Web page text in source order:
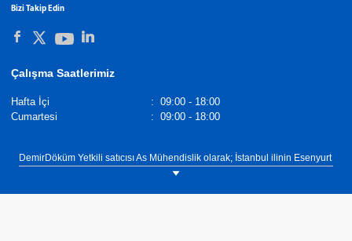
Bizi Takip Edin
Çalışma Saatlerimiz
Hafta İçi : 09:00 - 18:00
Cumartesi
: 09:00 - 18:00
DemirDöküm Yetkili satıcısı As Mühendislik olarak; İstanbul ilinin Esenyurt
ilçesinde müşterilerimize Kombi Değişimi, Klima Keşif, Mekanik Proje -